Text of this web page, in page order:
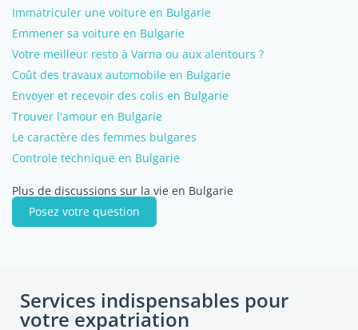
Immatriculer une voiture en Bulgarie
Emmener sa voiture en Bulgarie
Votre meilleur resto à Varna ou aux alentours ?
Coût des travaux automobile en Bulgarie
Envoyer et recevoir des colis en Bulgarie
Trouver l'amour en Bulgarie
Le caractère des femmes bulgares
Controle technique en Bulgarie
Plus de discussions sur la vie en Bulgarie
Posez votre question
Services indispensables pour
votre expatriation